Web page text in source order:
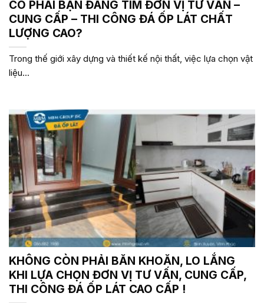
CÓ PHẢI BẠN ĐANG TÌM ĐƠN VỊ TƯ VẤN –
CUNG CẤP – THI CÔNG ĐÁ ỐP LÁT CHẤT
LƯỢNG CAO?
Trong thế giới xây dựng và thiết kế nội thất, việc lựa chọn vật
liệu...
KHÔNG CÒN PHẢI BĂN KHOĂN, LO LẮNG
KHI LỰA CHỌN ĐƠN VỊ TƯ VẤN, CUNG CẤP,
THI CÔNG ĐÁ ỐP LÁT CAO CẤP !